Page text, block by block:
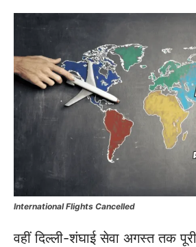
International Flights Cancelled
वहीं दिल्ली-शंघाई सेवा अगस्त तक